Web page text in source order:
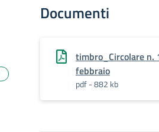
Documenti
timbro_Circolare n.
febbraio
pdf - 882 kb